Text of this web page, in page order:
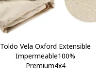
Toldo Vela Oxford Extensible
Impermeable100%
Premium4x4